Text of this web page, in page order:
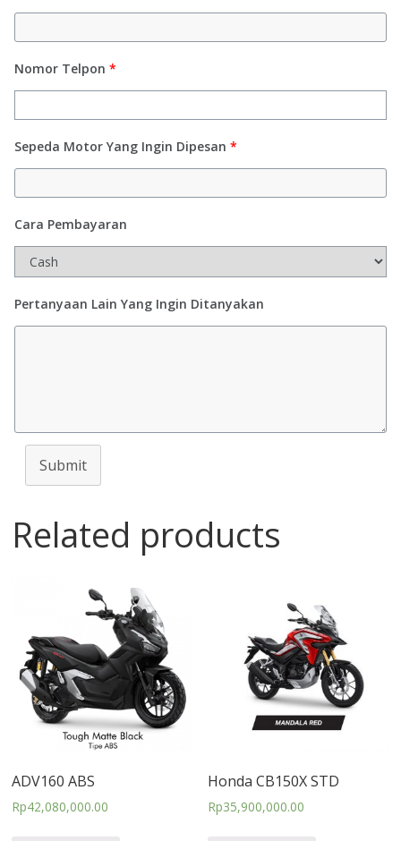
Nomor Telpon *
Sepeda Motor Yang Ingin Dipesan *
Cara Pembayaran
Pertanyaan Lain Yang Ingin Ditanyakan
Submit
Related products
ADV160 ABS
Rp42,080,000.00
Honda CB150X STD
Rp35,900,000.00